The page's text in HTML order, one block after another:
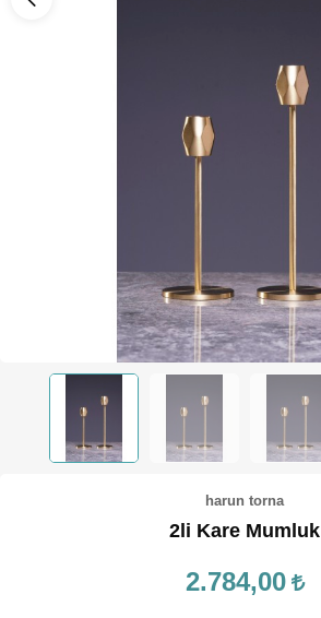
PUROLUK VE APARATLAR
ŞAMDAN / MUMLUK
TEPSİ / KÜRE
harun torna
2li Kare Mumluk
2.784,00